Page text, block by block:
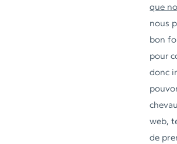
que
nous
bon
pour
donc
web,
de